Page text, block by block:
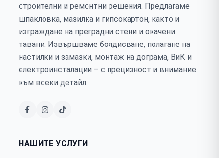
строителни и ремонтни решения. Предлагаме
шпакловка, мазилка и гипсокартон, както и
изграждане на преградни стени и окачени
тавани. Извършваме боядисване, полагане на
настилки и замазки, монтаж на дограма, ВиК и
електроинсталации – с прецизност и внимание
към всеки детайл.
НАШИТЕ УСЛУГИ